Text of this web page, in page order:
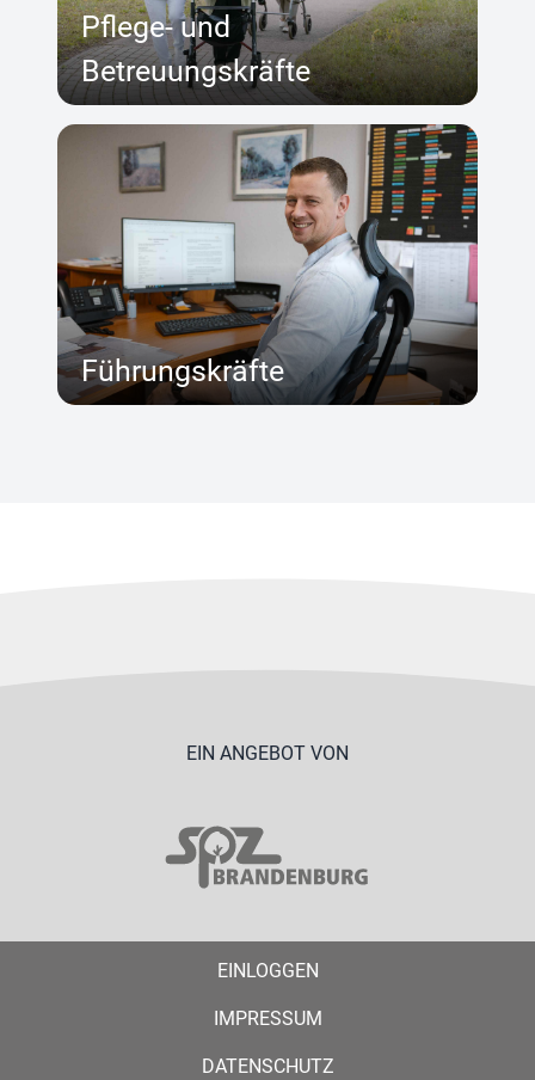
Pflege- und
Betreuungskräfte
Führungskräfte
EIN ANGEBOT VON
EINLOGGEN
IMPRESSUM
DATENSCHUTZ